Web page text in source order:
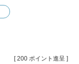
[ 200 ポイント進呈 ]